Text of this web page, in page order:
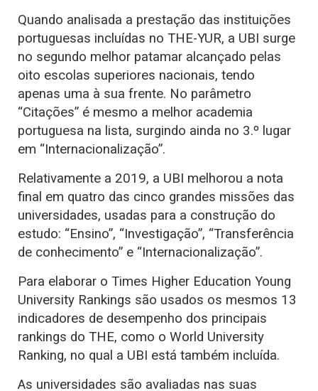
Quando analisada a prestação das instituições
portuguesas incluídas no THE-YUR, a UBI surge
no segundo melhor patamar alcançado pelas
oito escolas superiores nacionais, tendo
apenas uma à sua frente. No parâmetro
“Citações” é mesmo a melhor academia
portuguesa na lista, surgindo ainda no 3.º lugar
em “Internacionalização”.
Relativamente a 2019, a UBI melhorou a nota
final em quatro das cinco grandes missões das
universidades, usadas para a construção do
estudo: “Ensino”, “Investigação”, “Transferência
de conhecimento” e “Internacionalização”.
Para elaborar o Times Higher Education Young
University Rankings são usados os mesmos 13
indicadores de desempenho dos principais
rankings do THE, como o World University
Ranking, no qual a UBI está também incluída.
As universidades são avaliadas nas suas